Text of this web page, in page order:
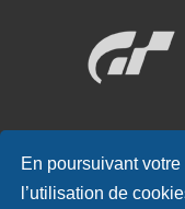
En poursuivant
l’utilisation de